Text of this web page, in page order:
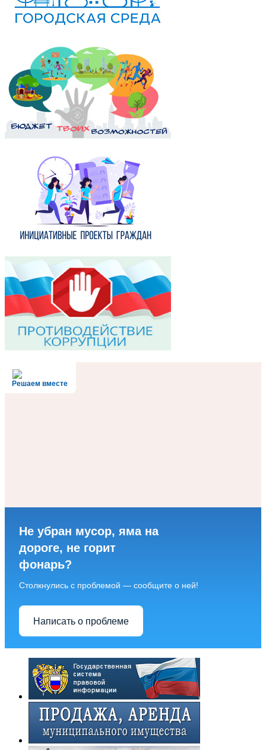
Решаем вместе
Не убран мусор, яма на
дороге, не горит
фонарь?
Столкнулись с проблемой — сообщите о ней!
Написать о проблеме